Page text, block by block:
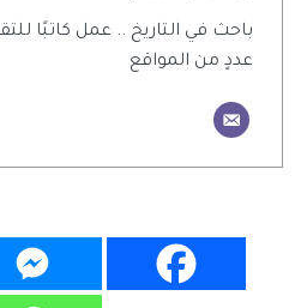
باحث في التاريخ .. عمل كاتبًا
عددٍ من المواقع